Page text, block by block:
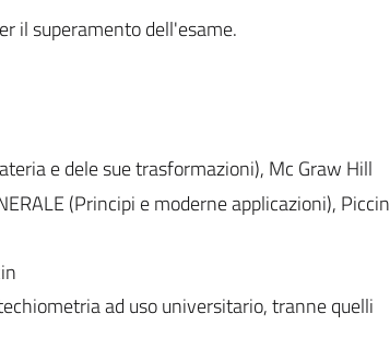
il superamento dell'esame.
e dele sue trasformazioni), Mc Graw Hill
(Principi e moderne applicazioni), Piccin
ad uso universitario, tranne quelli